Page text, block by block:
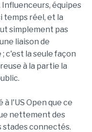
équipes
temps réel, et la
simplement pas
liaison de
c'est la seule façon
à la partie la
l'US Open que ce
nettement des
stades connectés.